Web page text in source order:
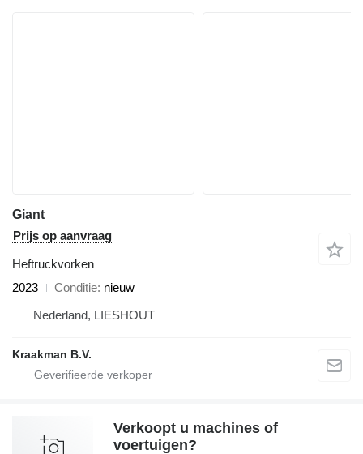
Giant
Prijs op aanvraag
Heftruckvorken
2023
Conditie nieuw
Nederland, LIESHOUT
Kraakman B.V.
Verkoopt u machines of
voertuigen?